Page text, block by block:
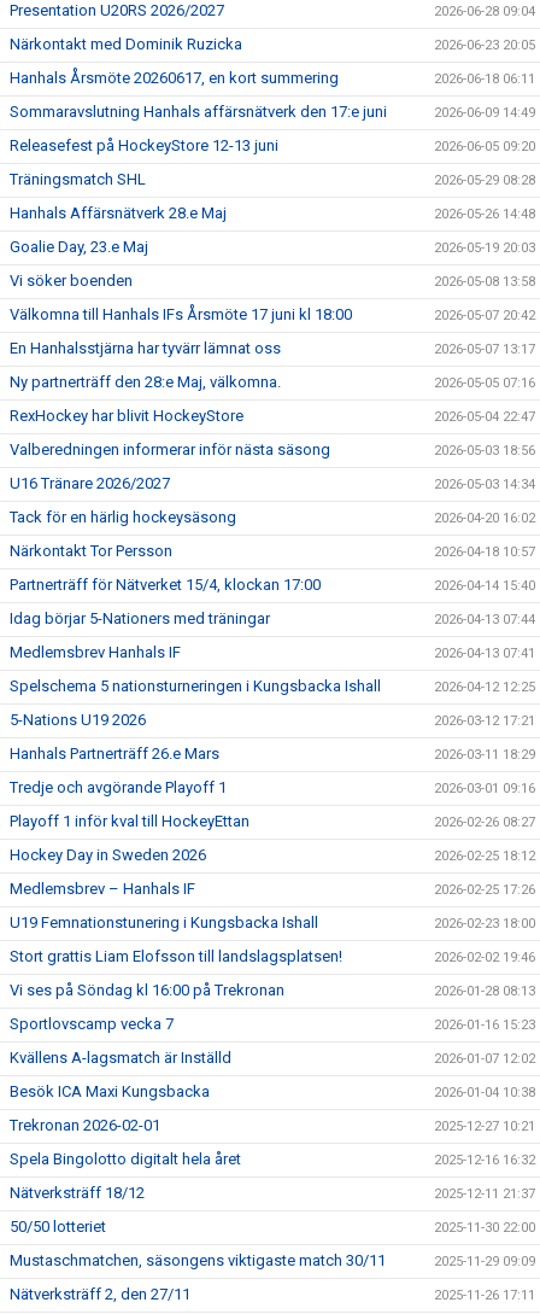
Presentation U20RS 2026/2027 2026-06-28 09:04
Närkontakt med Dominik Ruzicka 2026-06-23 20:05
Hanhals Årsmöte 20260617, en kort summering 2026-06-18 06:11
Sommaravslutning Hanhals affärsnätverk den 17:e juni 2026-06-09 14:49
Releasefest på HockeyStore 12-13 juni 2026-06-05 09:20
Träningsmatch SHL 2026-05-29 08:28
Hanhals Affärsnätverk 28.e Maj 2026-05-26 14:48
Goalie Day, 23.e Maj 2026-05-19 20:03
Vi söker boenden 2026-05-08 13:58
Välkomna till Hanhals IFs Årsmöte 17 juni kl 18:00 2026-05-07 20:42
En Hanhalsstjärna har tyvärr lämnat oss 2026-05-07 13:17
Ny partnerträff den 28:e Maj, välkomna. 2026-05-05 07:16
RexHockey har blivit HockeyStore 2026-05-04 22:47
Valberedningen informerar inför nästa säsong 2026-05-03 18:56
U16 Tränare 2026/2027 2026-05-03 14:34
Tack för en härlig hockeysäsong 2026-04-20 16:02
Närkontakt Tor Persson 2026-04-18 10:57
Partnerträff för Nätverket 15/4, klockan 17:00 2026-04-14 15:40
Idag börjar 5-Nationers med träningar 2026-04-13 07:44
Medlemsbrev Hanhals IF 2026-04-13 07:41
Spelschema 5 nationsturneringen i Kungsbacka Ishall 2026-04-12 12:25
5-Nations U19 2026 2026-03-12 17:21
Hanhals Partnerträff 26.e Mars 2026-03-11 18:29
Tredje och avgörande Playoff 1 2026-03-01 09:16
Playoff 1 inför kval till HockeyEttan 2026-02-26 08:27
Hockey Day in Sweden 2026 2026-02-25 18:12
Medlemsbrev – Hanhals IF 2026-02-25 17:26
U19 Femnationstunering i Kungsbacka Ishall 2026-02-23 18:00
Stort grattis Liam Elofsson till landslagsplatsen! 2026-02-02 19:46
Vi ses på Söndag kl 16:00 på Trekronan 2026-01-28 08:13
Sportlovscamp vecka 7 2026-01-16 15:23
Kvällens A-lagsmatch är Inställd 2026-01-07 12:02
Besök ICA Maxi Kungsbacka 2026-01-04 10:38
Trekronan 2026-02-01 2025-12-27 10:21
Spela Bingolotto digitalt hela året 2025-12-16 16:32
Nätverksträff 18/12 2025-12-11 21:37
50/50 lotteriet 2025-11-30 22:00
Mustaschmatchen, säsongens viktigaste match 30/11 2025-11-29 09:09
Nätverksträff 2, den 27/11 2025-11-26 17:11